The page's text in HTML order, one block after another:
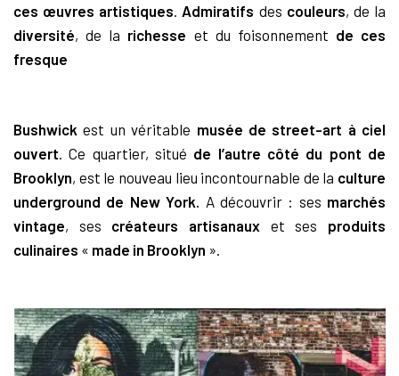
ces œuvres artistiques Admiratifs des couleurs, de la
diversité, de la richesse et du foisonnement de ces
fresque
Bushwick est un véritable musée de street-art à ciel
ouvert . Ce quartier, situé de l’autre côté du pont de
Brooklyn, est le nouveau lieu incontournable de la culture
underground de New York. A découvrir : ses marchés
vintage, ses créateurs artisanaux et ses produits
culinaires « made in Brooklyn ».